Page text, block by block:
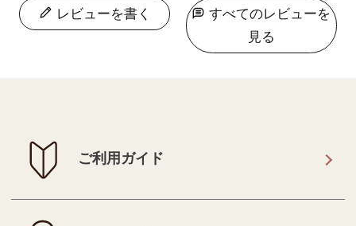
すべてのレビューを
見る
レビューを書く
ご利用ガイド